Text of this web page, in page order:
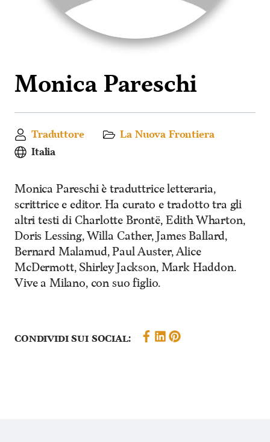
Monica Pareschi
Traduttore
La Nuova Frontiera
Italia
Monica Pareschi è traduttrice letteraria,
scrittrice e editor. Ha curato e tradotto tra gli
altri testi di Charlotte Brontë, Edith Wharton,
Doris Lessing, Willa Cather, James Ballard,
Bernard Malamud, Paul Auster, Alice
McDermott, Shirley Jackson, Mark Haddon.
Vive a Milano, con suo figlio.
Condividi sui social: